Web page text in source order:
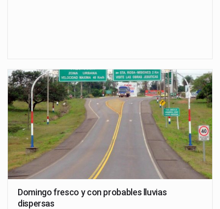
Domingo fresco y con probables lluvias
dispersas